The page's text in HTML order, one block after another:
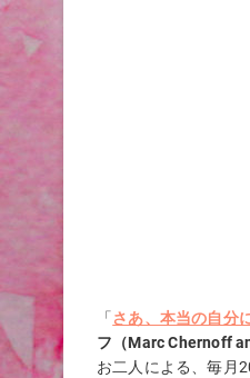
「 さあ、本当の自分
フ（Marc Chernoff
お二人による、毎月